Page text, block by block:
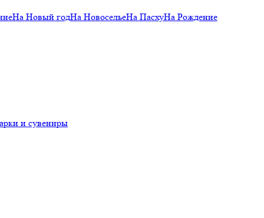
На Новый годНа НовосельеНа ПасхуНа Рождение
и сувениры